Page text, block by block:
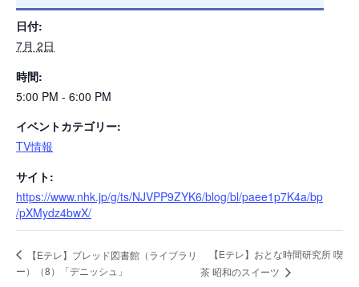
日付:
7月 2日
時間:
5:00 PM - 6:00 PM
イベントカテゴリー:
TV情報
サイト:
https://www.nhk.jp/g/ts/NJVPP9ZYK6/blog/bl/paee1p7K4a/bp
/pXMydz4bwX/
【Eテレ】ブレッド図書館（ライブラリ
ー）（8）「デニッシュ」
【Eテレ】おとな時間研究所 喫
茶 昭和のスイーツ